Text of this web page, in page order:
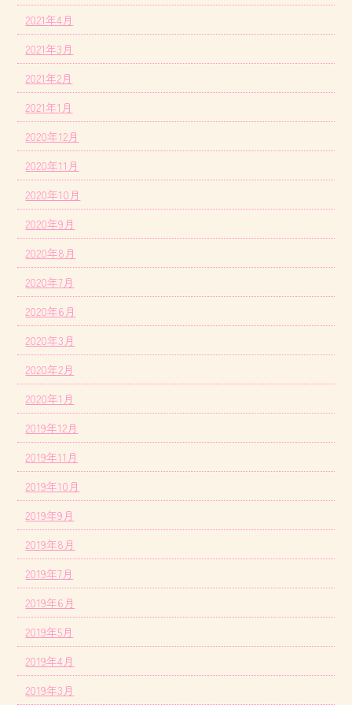
2021年4月
2021年3月
2021年2月
2021年1月
2020年12月
2020年11月
2020年10月
2020年9月
2020年8月
2020年7月
2020年6月
2020年3月
2020年2月
2020年1月
2019年12月
2019年11月
2019年10月
2019年9月
2019年8月
2019年7月
2019年6月
2019年5月
2019年4月
2019年3月